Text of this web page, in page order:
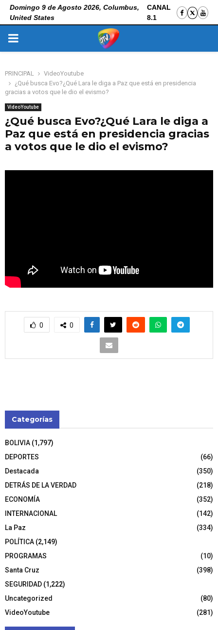
Domingo 9 de Agosto 2026, Columbus,
United States
CANAL
8.1
PRIMARY
PRINCIPAL
VideoYoutube
¿Qué busca Evo?¿Qué Lara le diga a Paz que está en presidencia
gracias a votos que le dio el evismo?
VideoYoutube
¿Qué busca Evo?¿Qué Lara le diga a
Paz que está en presidencia gracias
a votos que le dio el evismo?
0 0
Categorías
BOLIVIA (1,797)
DEPORTES
(66)
Destacada
(350)
DETRÁS DE LA VERDAD
(218)
ECONOMÍA
(352)
INTERNACIONAL
(142)
La Paz
(334)
POLÍTICA (2,149)
PROGRAMAS
(10)
Santa Cruz
(398)
SEGURIDAD (1,222)
Uncategorized
(80)
VideoYoutube
(281)